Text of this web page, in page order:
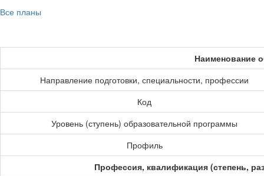
Все планы
Наименование
Направление подготовки, специальности, профессии
Код
Уровень (ступень) образовательной программы
Профиль
Профессия, квалификация (степень,